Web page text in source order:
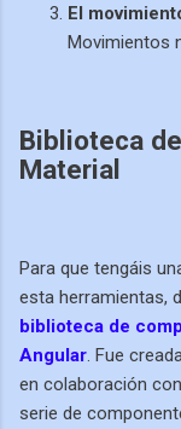
El
Movimientos
Biblioteca
Material
Para que tengáis
esta herramientas,
biblioteca de
Angular. Fue
en colaboración
serie de